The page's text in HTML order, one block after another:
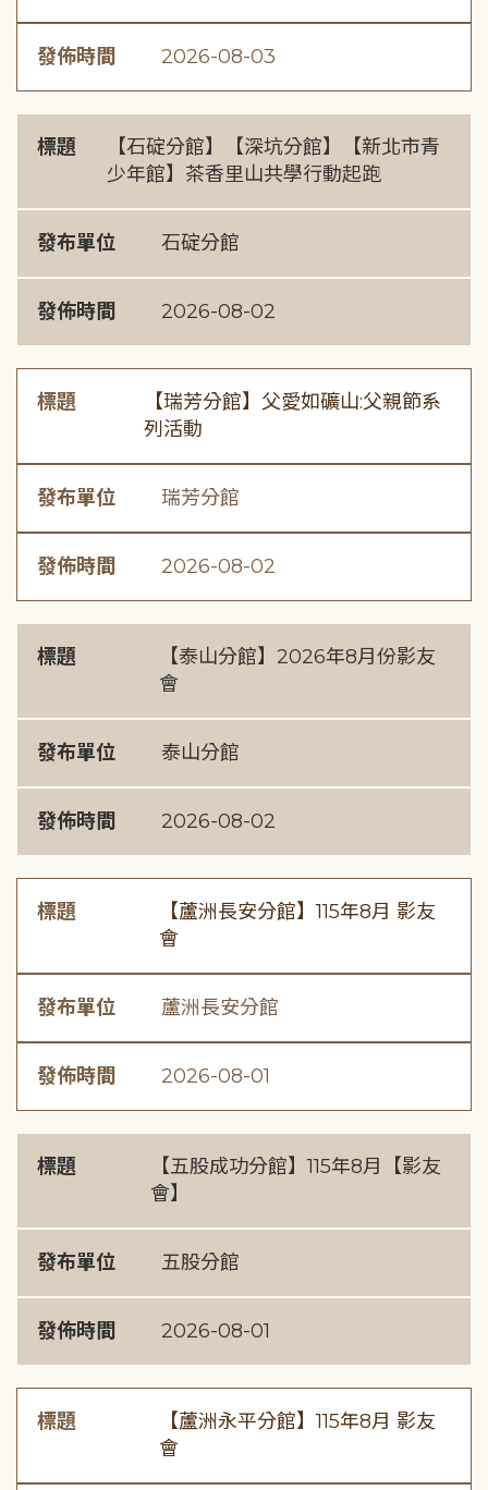
發佈時間 2026-08-03
標題
【石碇分館】【深坑分館】【新北市青
少年館】茶香里山共學行動起跑
發布單位 石碇分館
發佈時間 2026-08-02
標題
【瑞芳分館】父愛如礦山:父親節系
列活動
發布單位 瑞芳分館
發佈時間 2026-08-02
標題
【泰山分館】2026年8月份影友
會
發布單位 泰山分館
發佈時間 2026-08-02
標題
【蘆洲長安分館】115年8月 影友
會
發布單位 蘆洲長安分館
發佈時間 2026-08-01
標題
【五股成功分館】115年8月【影友
會】
發布單位 五股分館
發佈時間 2026-08-01
標題
【蘆洲永平分館】115年8月 影友
會